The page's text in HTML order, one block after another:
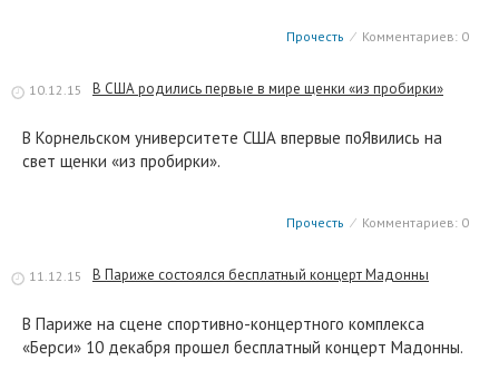
Прочесть ⁄ Комментариев: 0
10.12.15 В США родились первые в мире щенки «из пробирки»
В Корнельском университете США впервые поЯвились на
свет щенки «из пробирки».
Прочесть ⁄ Комментариев: 0
11.12.15 В Париже состоялся бесплатный концерт Мадонны
В Париже на сцене спортивно-концертного комплекса
«Берси» 10 декабря прошел бесплатный концерт Мадонны.